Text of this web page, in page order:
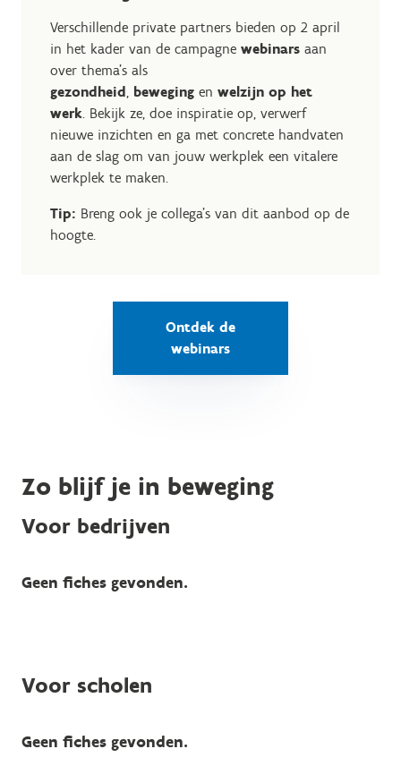
Verschillende private partners bieden op 2 april
in het kader van de campagne webinars aan
over thema's als
gezondheid, beweging en welzijn op het
werk. Bekijk ze, doe inspiratie op, verwerf
nieuwe inzichten en ga met concrete handvaten
aan de slag om van jouw werkplek een vitalere
werkplek te maken.
Tip: Breng ook je collega's van dit aanbod op de
hoogte.
Ontdek de
webinars
Zo blijf je in beweging
Voor bedrijven
Geen fiches gevonden.
Voor scholen
Geen fiches gevonden.